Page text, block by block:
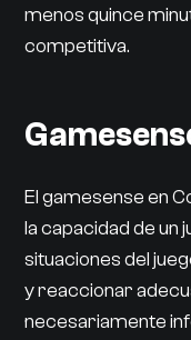
menos quince
competitiva.
El gamesense en
la capacidad de
situaciones del
y reaccionar
necesariamente